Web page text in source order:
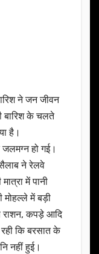
ने जन जीवन
बारिश के चलते
है।
हो गई।
ने रेलवे
में पानी
में बड़ी
राशन, कपड़े आदि
रही कि बरसात के
नहीं हुई।